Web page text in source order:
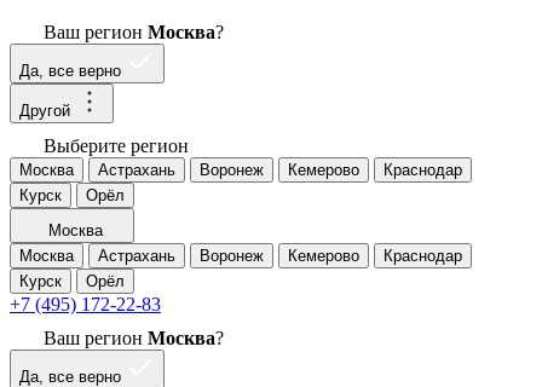
Ваш регион Москва?
Да, все верно
Другой
Выберите регион
Москва Астрахань Воронеж Кемерово
Краснодар
Курск
Орёл
Москва
Москва
Астрахань Воронеж Кемерово
Краснодар
Курск
Орёл
+7 (495) 172-22-83
Ваш регион Москва?
Да, все верно